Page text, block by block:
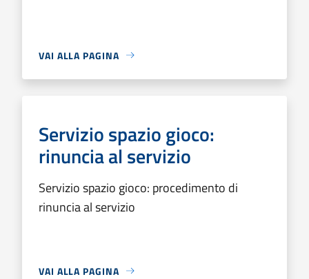
VAI ALLA PAGINA
Servizio spazio gioco:
rinuncia al servizio
Servizio spazio gioco: procedimento di
rinuncia al servizio
VAI ALLA PAGINA